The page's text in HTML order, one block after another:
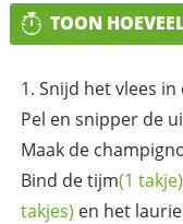
TOON
Snijd het vlees
Pel en snipper de
Maak de
Bind detijm(1 takje)
takjes) en het